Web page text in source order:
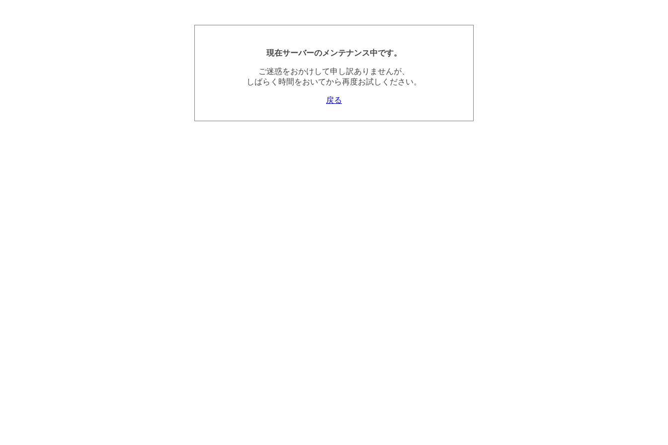
現在サーバーのメンテナンス中です。
ご迷惑をおかけして申し訳ありませんが、
しばらく時間をおいてから再度お試しください。
戻る